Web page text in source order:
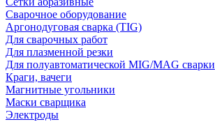
Сварочное оборудование
Аргонодуговая сварка (TIG)
Для сварочных работ
Для плазменной резки
Для полуавтоматической MIG/MAG сварки
Краги, вачеги
Магнитные угольники
Маски сварщика
Электроды